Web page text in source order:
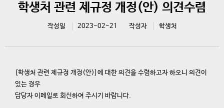
학생처 관련 제규정 개정(안) 의견수렴
작성일 2023-02-21 작성자 학생처
학생처 관련 제규정 개정 (안)] 에 대한 의견을 수렴하고자 하오니 의견이
있는 경우
담당자 이메일로 회신하여 주시기 바랍니다.